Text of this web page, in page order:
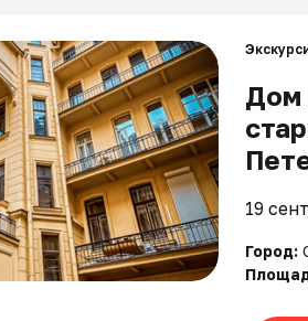
Дом
19
Город: